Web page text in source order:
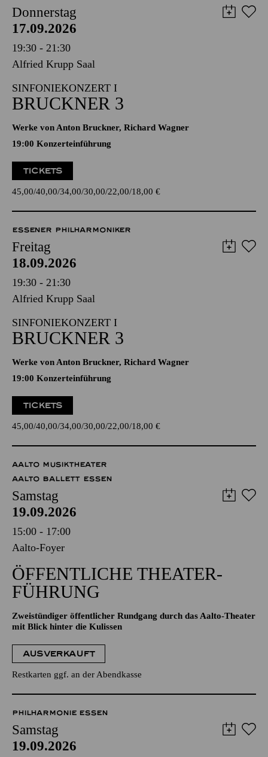
Donnerstag
17.09.2026
19:30 - 21:30
Alfried Krupp Saal
SINFONIEKONZERT I
BRUCKNER 3
Werke von Anton Bruckner, Richard Wagner
19:00 Konzerteinführung
TICKETS
45,00 40,00 34,00 30,00 22,00 18,00 €
ESSENER PHILHARMONIKER
Freitag
18.09.2026
19:30 - 21:30
Alfried Krupp Saal
SINFONIEKONZERT I
BRUCKNER 3
Werke von Anton Bruckner, Richard Wagner
19:00 Konzerteinführung
TICKETS
45,00 40,00 34,00 30,00 22,00 18,00 €
AALTO MUSIKTHEATER
AALTO BALLETT ESSEN
Samstag
19.09.2026
15:00 - 17:00
Aalto-Foyer
ÖFFENTLICHE THEATER­
FÜHRUNG
Zweistündiger öffentlicher Rundgang durch das Aalto-Theater
mit Blick hinter die Kulissen
AUSVERKAUFT
Restkarten ggf. an der Abendkasse
PHILHARMONIE ESSEN
Samstag
19.09.2026